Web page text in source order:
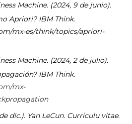
Machine. (2024, 9 de junio).
Apriori? IBM Think.
mx-es/think/topics/apriori-
Machine. (2024, 2 de julio).
IBM Think.
mx-
dic.). Yan LeCun. Curriculu vitae.